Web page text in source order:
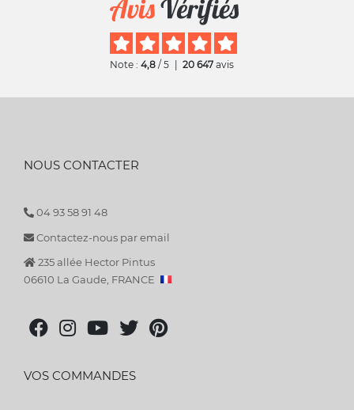
Note : 4,8 / 5 20 647 avis
NOUS CONTACTER
04 93 58 91 48
Contactez-nous par email
235 allée Hector Pintus
06610 La Gaude, FRANCE
VOS COMMANDES